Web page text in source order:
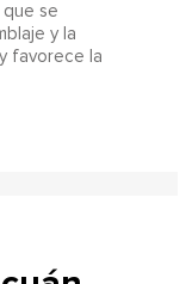
que se
y la
favorece la